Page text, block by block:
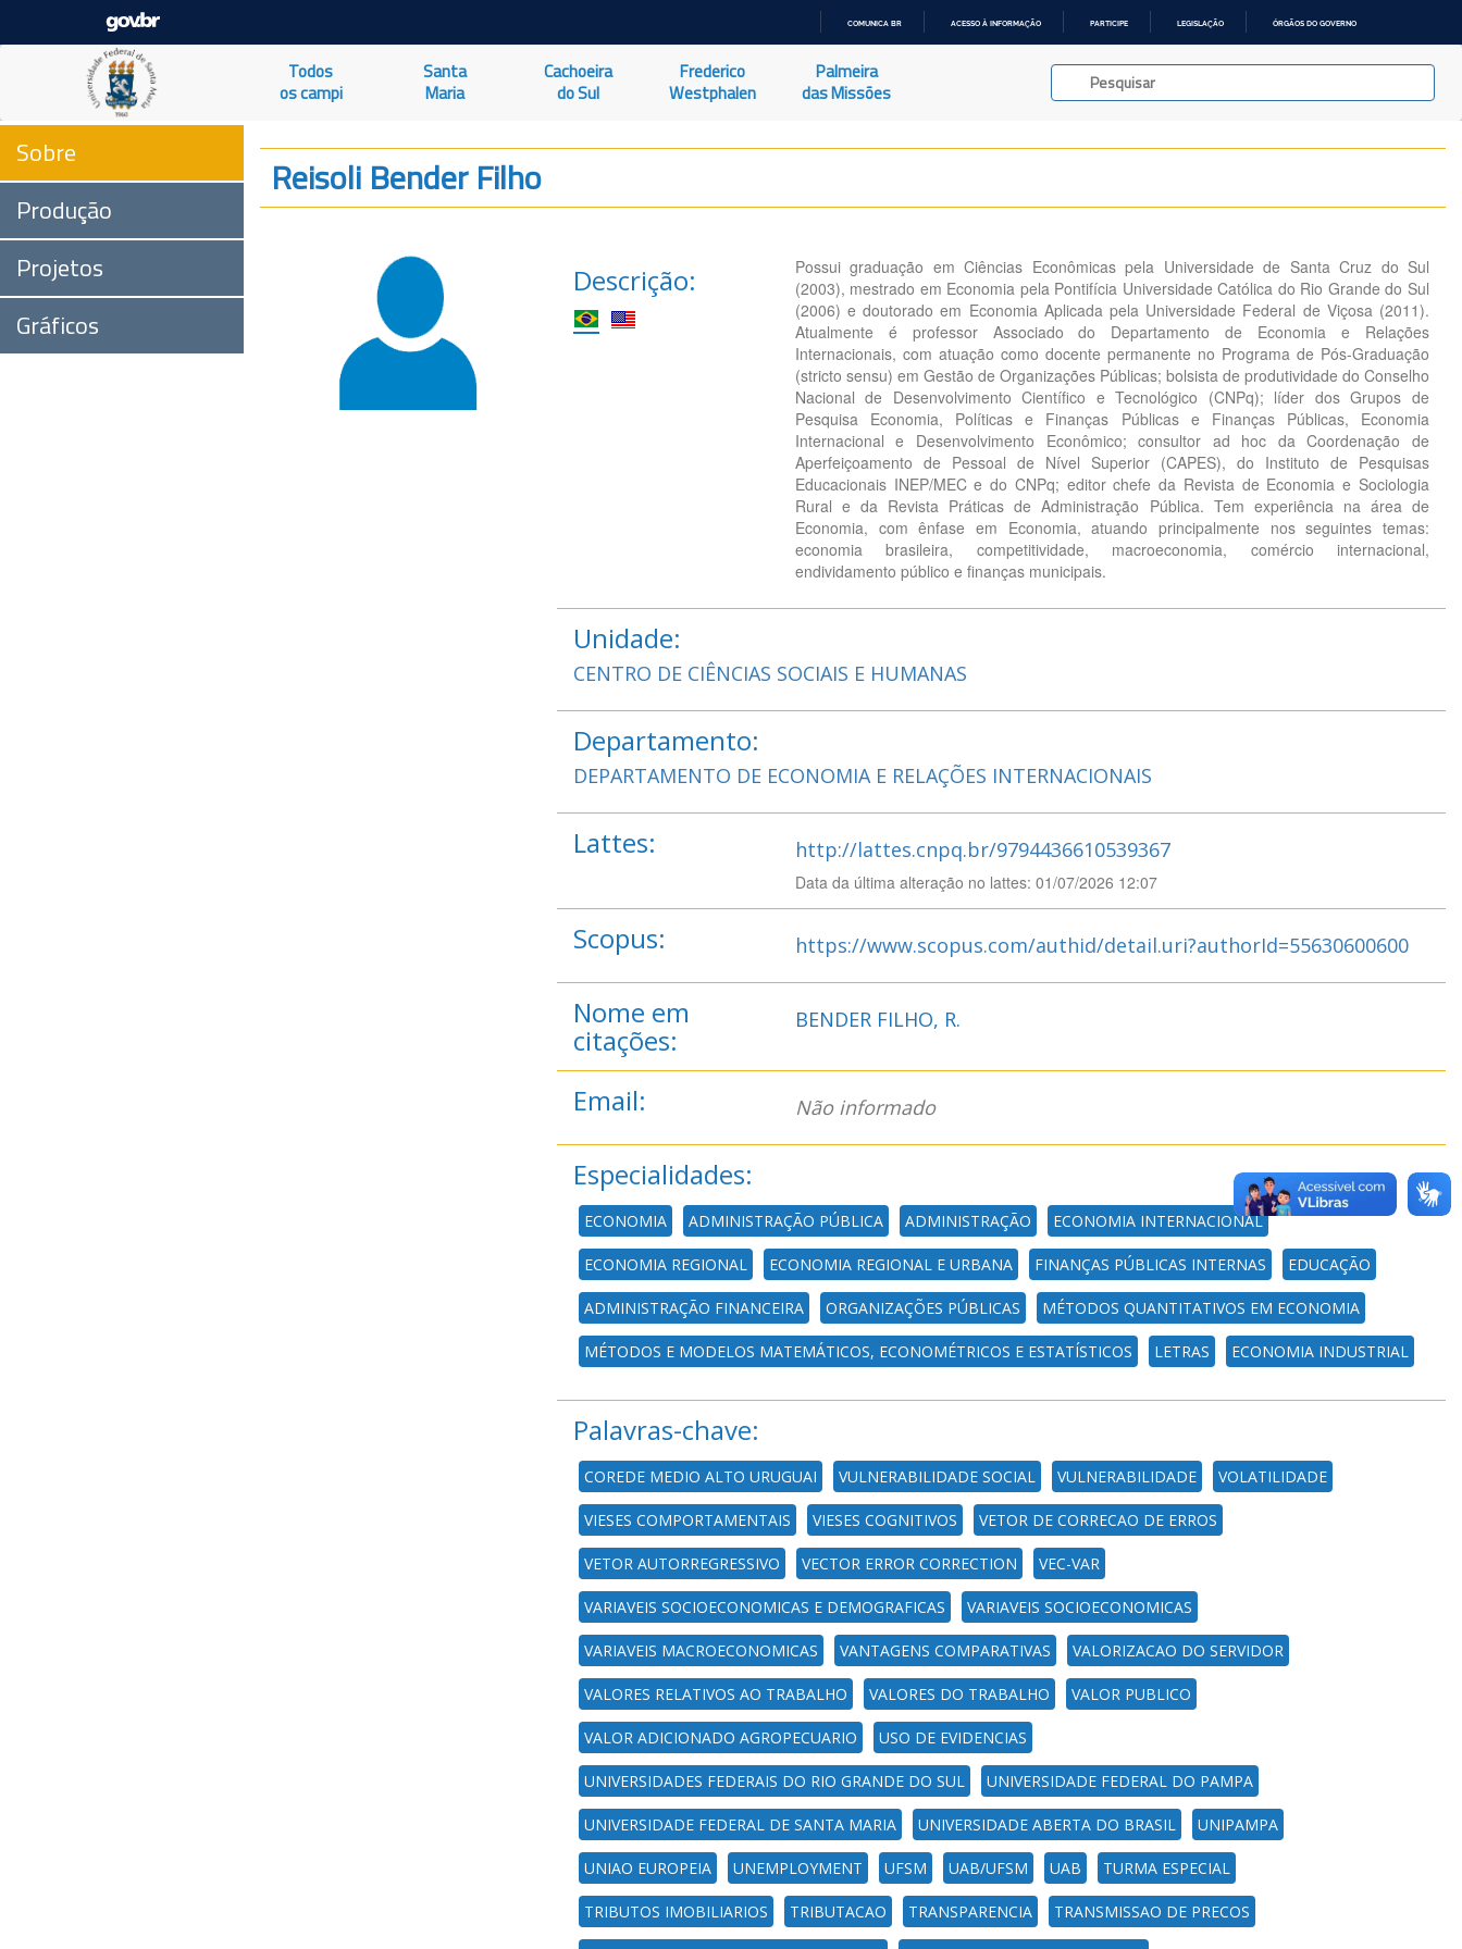
O
COMUNICA BR ACESSO À INFORMAÇÃO PARTICIPE LEGISLAÇÃO ÓRGÃOS DO GOVERNO
Todos
os campi
Santa
Maria
Cachoeira
do Sul
Frederico
Westphalen
Palmeira
das Missões
Sobre
Produção
Projetos
Gráficos
Reisoli Bender Filho
Descrição:
Possui graduação em Ciências Econômicas pela Universidade de Santa Cruz do Sul
(2003), mestrado em Economia pela Pontifícia Universidade Católica do Rio Grande do Sul
(2006) e doutorado em Economia Aplicada pela Universidade Federal de Viçosa (2011).
Atualmente é professor Associado do Departamento de Economia e Relações
Internacionais, com atuação como docente permanente no Programa de Pós-Graduação
(stricto sensu) em Gestão de Organizações Públicas; bolsista de produtividade do Conselho
Nacional de Desenvolvimento Científico e Tecnológico (CNPq); líder dos Grupos de
Pesquisa Economia, Políticas e Finanças Públicas e Finanças Públicas, Economia
Internacional e Desenvolvimento Econômico; consultor ad hoc da Coordenação de
Aperfeiçoamento de Pessoal de Nível Superior (CAPES), do Instituto de Pesquisas
Educacionais INEP/MEC e do CNPq; editor chefe da Revista de Economia e Sociologia
Rural e da Revista Práticas de Administração Pública. Tem experiência na área de
Economia, com ênfase em Economia, atuando principalmente nos seguintes temas:
economia brasileira, competitividade, macroeconomia, comércio internacional,
endividamento público e finanças municipais.
Unidade:
CENTRO DE CIÊNCIAS SOCIAIS E HUMANAS
Departamento:
DEPARTAMENTO DE ECONOMIA E RELAÇÕES INTERNACIONAIS
Lattes: http://lattes.cnpq.br/9794436610539367
Data da última alteração no lattes: 01/07/2026 12:07
Scopus: https://www.scopus.com/authid/detail.uri?authorId=55630600600
Nome em
citações:
BENDER FILHO, R.
Email: Não informado
Especialidades:
ECONOMIA ADMINISTRAÇÃO PÚBLICA ADMINISTRAÇÃO ECONOMIA INTERNACIONAL
ECONOMIA REGIONAL ECONOMIA REGIONAL E URBANA FINANÇAS PÚBLICAS INTERNAS EDUCAÇÃO
ADMINISTRAÇÃO FINANCEIRA ORGANIZAÇÕES PÚBLICAS MÉTODOS QUANTITATIVOS EM ECONOMIA
MÉTODOS E MODELOS MATEMÁTICOS, ECONOMÉTRICOS E ESTATÍSTICOS LETRAS ECONOMIA INDUSTRIAL
Palavras-chave:
COREDE MEDIO ALTO URUGUAI VULNERABILIDADE SOCIAL VULNERABILIDADE VOLATILIDADE
VIESES COMPORTAMENTAIS VIESES COGNITIVOS VETOR DE CORRECAO DE ERROS
VETOR AUTORREGRESSIVO VECTOR ERROR CORRECTION VEC-VAR
VARIAVEIS SOCIOECONOMICAS E DEMOGRAFICAS VARIAVEIS SOCIOECONOMICAS
VARIAVEIS MACROECONOMICAS VANTAGENS COMPARATIVAS VALORIZACAO DO SERVIDOR
VALORES RELATIVOS AO TRABALHO VALORES DO TRABALHO VALOR PUBLICO
VALOR ADICIONADO AGROPECUARIO USO DE EVIDENCIAS
UNIVERSIDADES FEDERAIS DO RIO GRANDE DO SUL UNIVERSIDADE FEDERAL DO PAMPA
UNIVERSIDADE FEDERAL DE SANTA MARIA UNIVERSIDADE ABERTA DO BRASIL UNIPAMPA
UNIAO EUROPEIA UNEMPLOYMENT UFSM UAB/UFSM UAB TURMA ESPECIAL
TRIBUTOS IMOBILIARIOS TRIBUTACAO TRANSPARENCIA TRANSMISSAO DE PRECOS